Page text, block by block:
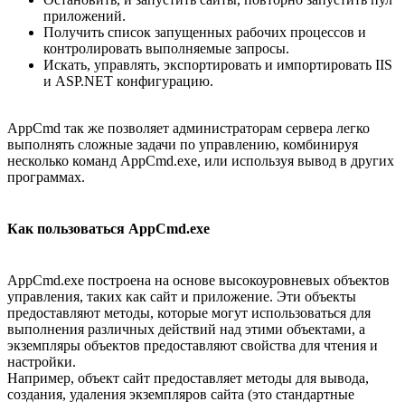
приложений.
Получить список запущенных рабочих процессов и
контролировать выполняемые запросы.
Искать, управлять, экспортировать и импортировать IIS
и ASP.NET конфигурацию.
AppCmd так же позволяет администраторам сервера легко
выполнять сложные задачи по управлению, комбинируя
несколько команд AppCmd.exe, или используя вывод в других
программах.
Как пользоваться AppCmd.exe
AppCmd.exe построена на основе высокоуровневых объектов
управления, таких как сайт и приложение. Эти объекты
предоставляют методы, которые могут использоваться для
выполнения различных действий над этими объектами, а
экземпляры объектов предоставляют свойства для чтения и
настройки.
Например, объект сайт предоставляет методы для вывода,
создания, удаления экземпляров сайта (это стандартные